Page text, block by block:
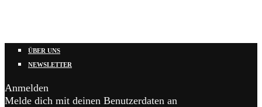
ÜBER UNS
NEWSLETTER
Anmelden
Melde dich mit deinen Benutzerdaten an